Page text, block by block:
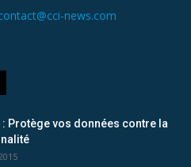
news.com
: Protège vos données contre la